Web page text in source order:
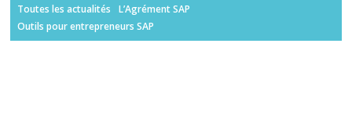
Toutes les actualités
L’Agrément SAP
Outils pour entrepreneurs SAP